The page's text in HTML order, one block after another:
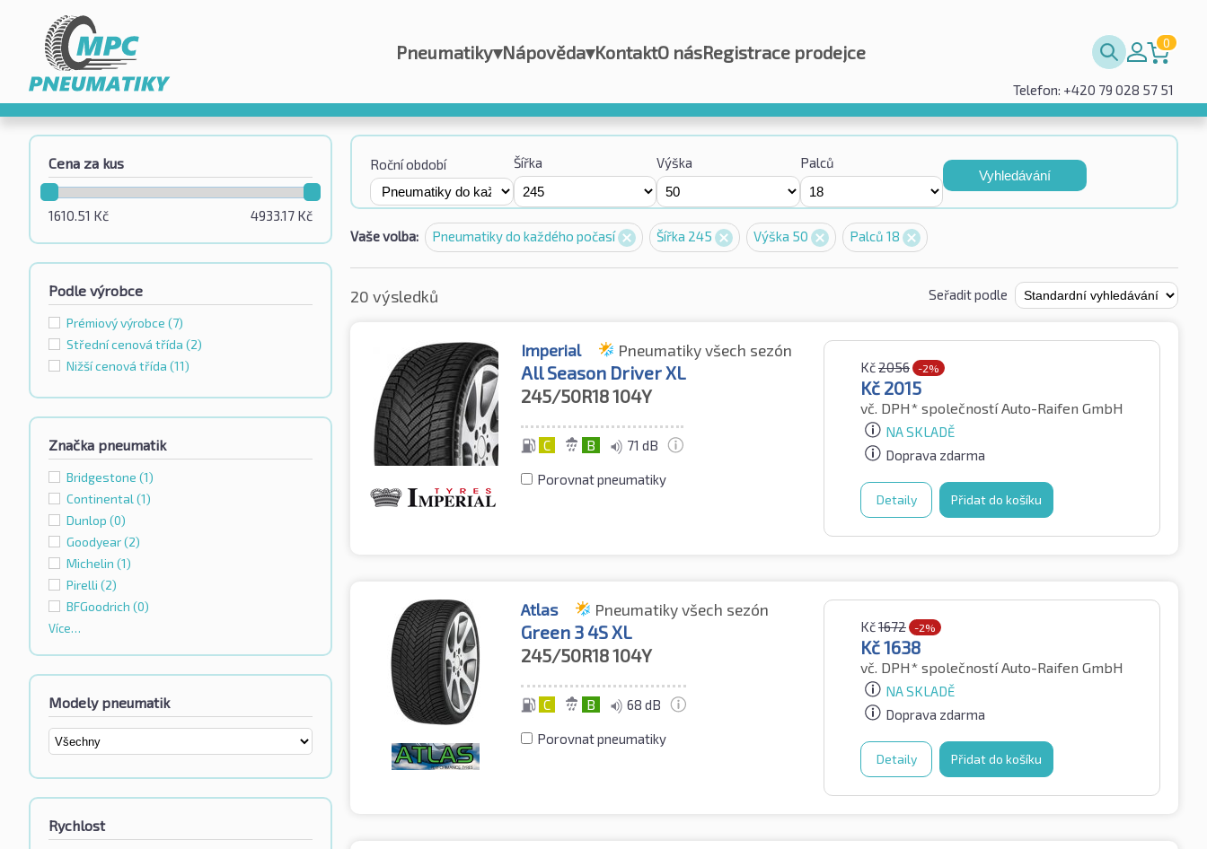
Pneumatiky▾Nápověda▾KontaktO násRegistrace prodejce 0
Telefon: +420 79 028 57 51
Cena za kus
4933.17 Kč
1610.51 Kč
Podle výrobce
Prémiový výrobce (7)
Střední cenová třída (2)
Nižší cenová třída (11)
Značka pneumatik
Bridgestone (1)
Continental (1)
Dunlop (0)
Goodyear(2)
Michelin (1)
Pirelli (2)
BFGoodrich (0)
Více…
Modely pneumatik
Rychlost
Roční období Šířka Výška Palců
Vyhledávání
Vaše volba: Pneumatiky do každého počasí Šířka 245 Výška 50 Palců 18
20 výsledků Seřadit podle
Imperial Pneumatiky všech sezón
All Season Driver XL
245/50R18104Y
C B 71 dB
Porovnat pneumatiky
Kč2056 -2%
Kč 2015
vč. DPH* společností Auto-Raifen GmbH
NA SKLADĚ
Doprava zdarma
Detaily Přidat do košíku
Atlas Pneumatiky všech sezón
Green 3 4S XL
245/50R18104Y
C B 68 dB
Porovnat pneumatiky
Kč1672 -2%
Kč1638
vč. DPH* společností Auto-Raifen GmbH
NA SKLADĚ
Doprava zdarma
Detaily Přidat do košíku